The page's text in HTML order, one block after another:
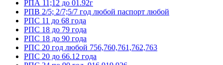
РПА 11;12 до 01.92г
РПВ 2/5; 2/7;5/7 год любой паспорт любой
РПС 11 до 68 года
РПС 18 до 79 года
РПС 18 до 90 года
РПС 20 год любой 756,760,761,762,763
РПС 20 до 66.12 года